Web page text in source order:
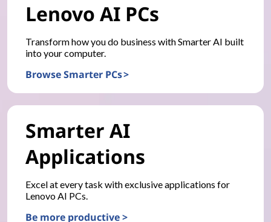
Lenovo AI PCs
Transform how you do business with Smarter AI built
into your computer.
Browse Smarter PCs >
Smarter AI
Applications
Excel at every task with exclusive applications for
Lenovo AI PCs.
Be more productive >